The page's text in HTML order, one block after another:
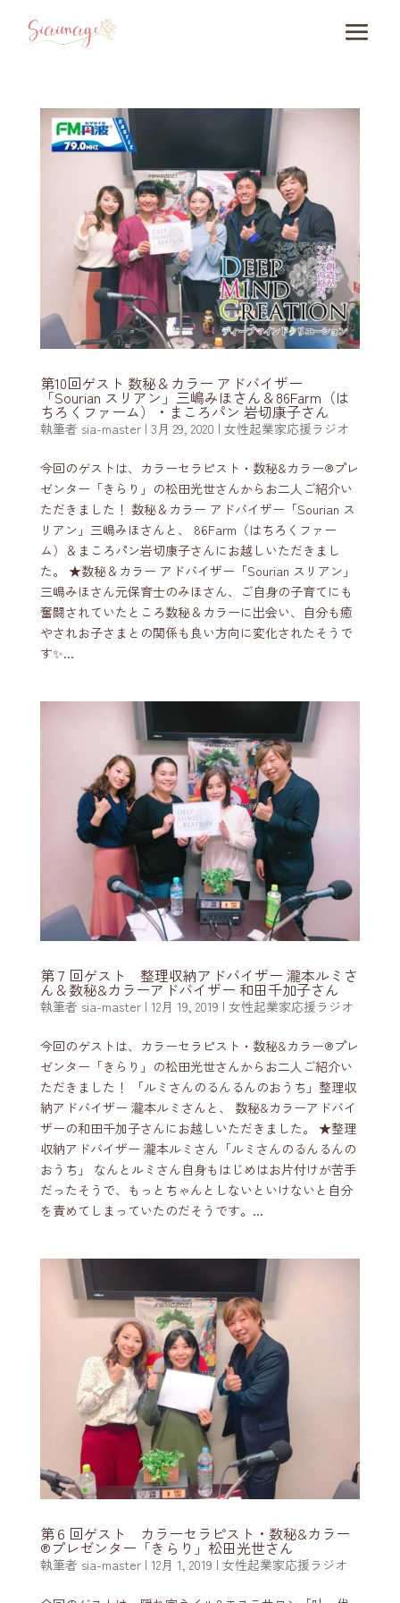
第10回ゲスト 数秘＆カラー アドバイザー
「Sourian スリアン」三嶋みほさん＆86Farm（は
ちろくファーム）・まころパン 岩切康子さん
執筆者 sia-master| 3月 29, 2020 | 女性起業家応援ラジオ
今回のゲストは、カラーセラピスト・数秘&カラー®️プレ
ゼンター「きらり」の松田光世さんからお二人ご紹介い
ただきました！ 数秘＆カラー アドバイザー「Sourian ス
リアン」三嶋みほさんと、 86Farm（はちろくファー
ム）＆まころパン岩切康子さんにお越しいただきまし
た。 ★数秘＆カラー アドバイザー「Sourian スリアン」
三嶋みほさん元保育士のみほさん、ご自身の子育てにも
奮闘されていたところ数秘＆カラーに出会い、自分も癒
やされお子さまとの関係も良い方向に変化されたそうで
す✨...
第７回ゲスト 整理収納アドバイザー 瀧本ルミさ
ん＆数秘&カラーアドバイザー 和田千加子さん
執筆者 sia-master| 12月 19, 2019 | 女性起業家応援ラジオ
今回のゲストは、カラーセラピスト・数秘&カラー®️プレ
ゼンター「きらり」の松田光世さんからお二人ご紹介い
ただきました！ 「ルミさんのるんるんのおうち」整理収
納アドバイザー 瀧本ルミさんと、 数秘&カラーアドバイ
ザーの和田千加子さんにお越しいただきました。 ★整理
収納アドバイザー 瀧本ルミさん「ルミさんのるんるんの
おうち」 なんとルミさん自身もはじめはお片付けが苦手
だったそうで、もっとちゃんとしないといけないと自分
を責めてしまっていたのだそうです。...
第６回ゲスト カラーセラピスト・数秘&カラー
®️プレゼンター「きらり」松田光世さん
執筆者 sia-master| 12月 1, 2019 | 女性起業家応援ラジオ